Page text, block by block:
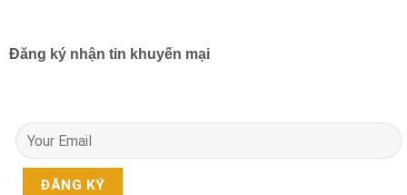
Đăng ký nhận tin khuyến mại